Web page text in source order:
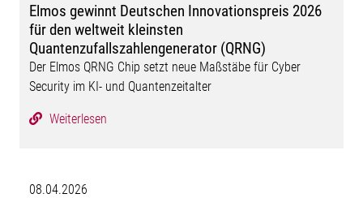
Elmos gewinnt Deutschen Innovationspreis 2026
für den weltweit kleinsten
Quantenzufallszahlengenerator (QRNG)
Der Elmos QRNG Chip setzt neue Maßstäbe für Cyber
Security im KI- und Quantenzeitalter
Weiterlesen
08.04.2026